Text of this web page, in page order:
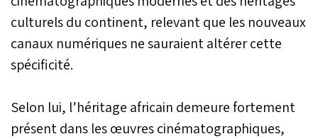
culturels du continent, relevant que les nouveaux
canaux numériques ne sauraient altérer cette
spécificité.
Selon lui, l’héritage africain demeure fortement
présent dans les œuvres cinématographiques,